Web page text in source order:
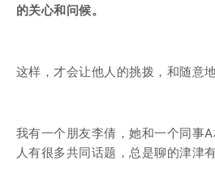
的关心和问候。
这样，才会让他人的挑拨，和随意
我有一个朋友李倩，她和一个同事
人有很多共同话题，总是聊的津津有